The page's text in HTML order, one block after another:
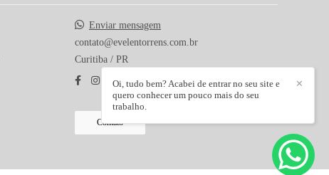
Enviar mensagem
contato@evelentorrens.com.br
Curitiba / PR
Contato
✕
Oi, tudo bem? Acabei de entrar no seu site e
quero conhecer um pouco mais do seu
trabalho.